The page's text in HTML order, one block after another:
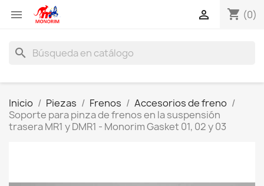
 shopping_cart (0)

search
Inicio Piezas Frenos
Accesorios de freno
Soporte para pinza de frenos en la suspensión
trasera MR1 y DMR1 - Monorim Gasket 01, 02 y 03